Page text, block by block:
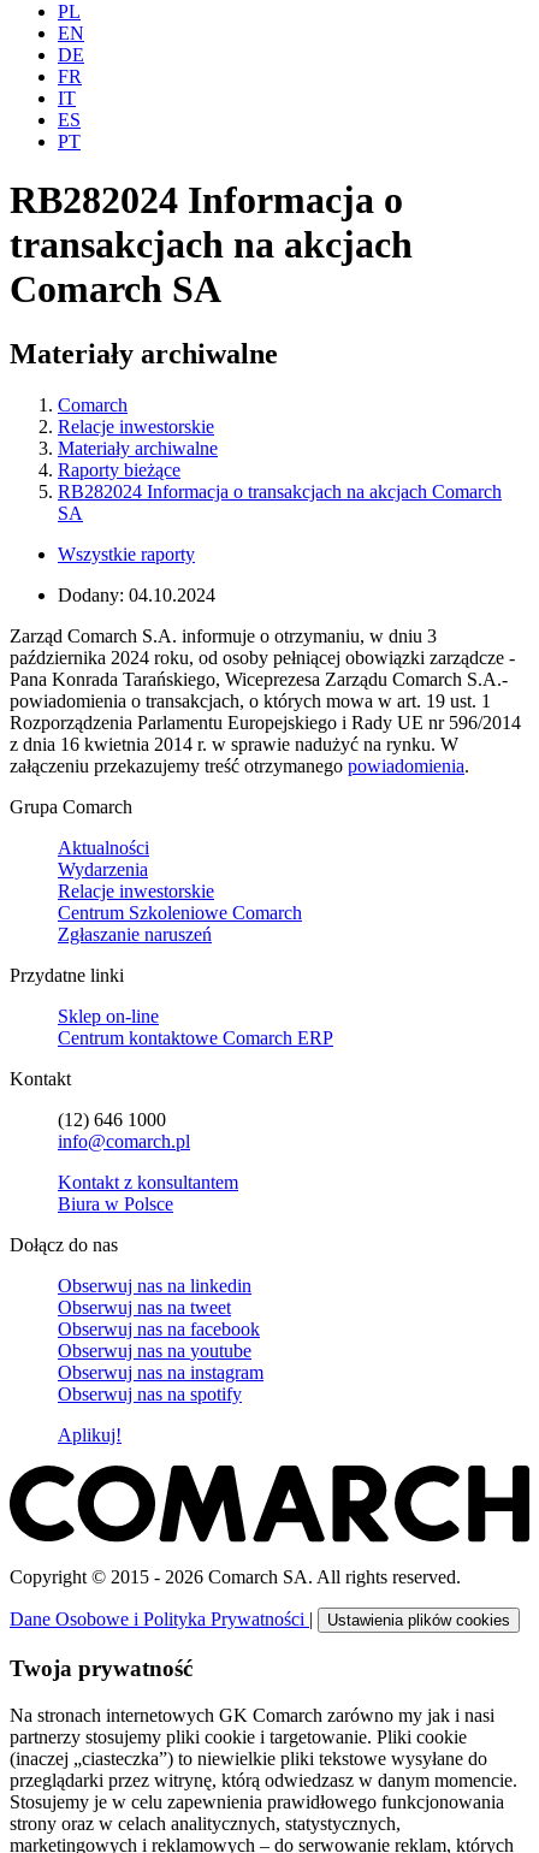
PL
EN
DE
FR
IT
ES
PT
RB282024 Informacja o
transakcjach na akcjach
Comarch SA
Materiały archiwalne
Comarch
Relacje inwestorskie
Materiały archiwalne
Raporty bieżące
RB282024 Informacja o transakcjach na akcjach Comarch
SA
Wszystkie raporty
Dodany: 04.10.2024
Zarząd Comarch S.A. informuje o otrzymaniu, w dniu 3
października 2024 roku, od osoby pełniącej obowiązki zarządcze -
Pana Konrada Tarańskiego, Wiceprezesa Zarządu Comarch S.A.-
powiadomienia o transakcjach, o których mowa w art. 19 ust. 1
Rozporządzenia Parlamentu Europejskiego i Rady UE nr 596/2014
z dnia 16 kwietnia 2014 r. w sprawie nadużyć na rynku. W
załączeniu przekazujemy treść otrzymanego powiadomienia.
Grupa Comarch
Aktualności
Wydarzenia
Relacje inwestorskie
Centrum Szkoleniowe Comarch
Zgłaszanie naruszeń
Przydatne linki
Sklep on-line
Centrum kontaktowe Comarch ERP
Kontakt
(12) 646 1000
info@comarch.pl
Kontakt z konsultantem
Biura w Polsce
Dołącz do nas
Obserwuj nas na linkedin
Obserwuj nas na tweet
Obserwuj nas na facebook
Obserwuj nas na youtube
Obserwuj nas na instagram
Obserwuj nas na spotify
Aplikuj!
Copyright © 2015 - 2026 Comarch SA. All rights reserved.
Dane Osobowe i Polityka Prywatności | Ustawienia plików cookies
Twoja prywatność
Na stronach internetowych GK Comarch zarówno my jak i nasi
partnerzy stosujemy pliki cookie i targetowanie. Pliki cookie
(inaczej „ciasteczka”) to niewielkie pliki tekstowe wysyłane do
przeglądarki przez witrynę, którą odwiedzasz w danym momencie.
Stosujemy je w celu zapewnienia prawidłowego funkcjonowania
strony oraz w celach analitycznych, statystycznych,
marketingowych i reklamowych – do serwowanie reklam, których